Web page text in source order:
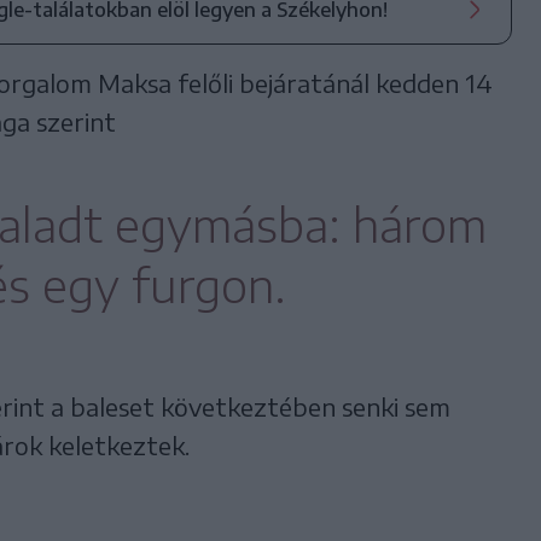
találatokban elöl legyen a Székelyhon!
Maksa felőli bejáratánál kedden 14
szerint
egymásba: három
egy furgon.
a baleset következtében senki sem
keletkeztek.